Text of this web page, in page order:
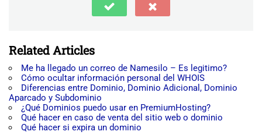
Related Articles
Me ha llegado un correo de Namesilo – Es legitimo?
Cómo ocultar información personal del WHOIS
Diferencias entre Dominio, Dominio Adicional, Dominio
Aparcado y Subdominio
¿Qué Dominios puedo usar en PremiumHosting?
Qué hacer en caso de venta del sitio web o dominio
Qué hacer si expira un dominio